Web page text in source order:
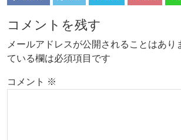
コメントを残す
メールアドレスが公開されることはあり
ている欄は必須項目です
コメント ※